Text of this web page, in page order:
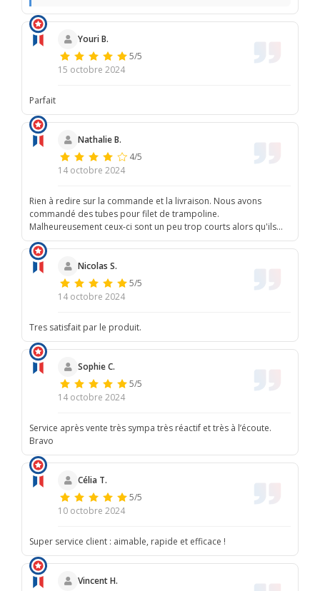
faire remonter ? Avez-vous poser des réserves avec le
livreur s'il vous plait ? A l'ouverture des colis, avez vous
remarqué des éléments endommagés ? Nous restons à
votre disposition. Cordialement, L'équipe France
Trampoline.
Youri B.
5/5
15 octobre 2024
Parfait
Nathalie B.
4/5
14 octobre 2024
Rien à redire sur la commande et la livraison. Nous avons
commandé des tubes pour filet de trampoline.
Malheureusement ceux-ci sont un peu trop courts alors qu'ils
correspondent bien à ceux recommandés pour notre taille de
trampoline. Cela fait que le filer se soulève à un endroit !
Nicolas S.
5/5
14 octobre 2024
Tres satisfait par le produit.
Sophie C.
5/5
14 octobre 2024
Service après vente très sympa très réactif et très à l’écoute.
Bravo
Célia T.
5/5
10 octobre 2024
Super service client : aimable, rapide et efficace !
Vincent H.